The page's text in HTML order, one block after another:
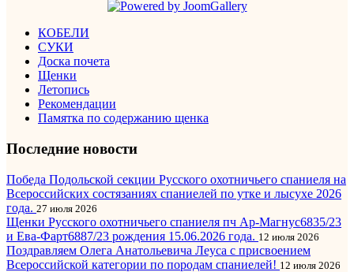
КОБЕЛИ
СУКИ
Доска почета
Щенки
Летопись
Рекомендации
Памятка по содержанию щенка
Последние новости
Победа Подольской секции Русского охотничьего спаниеля на
Всероссийских состязаниях спаниелей по утке и лысухе 2026
года. 27 июля 2026
Щенки Русского охотничьего спаниеля пч Ар-Магнус6835/23
и Ева-Фарт6887/23 рождения 15.06.2026 года. 12 июля 2026
Поздравляем Олега Анатольевича Леуса с присвоением
Всероссийской категории по породам спаниелей! 12 июля 2026